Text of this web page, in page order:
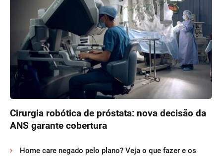
Cirurgia robótica de próstata: nova decisão da
ANS garante cobertura
Home care negado pelo plano? Veja o que fazer e os